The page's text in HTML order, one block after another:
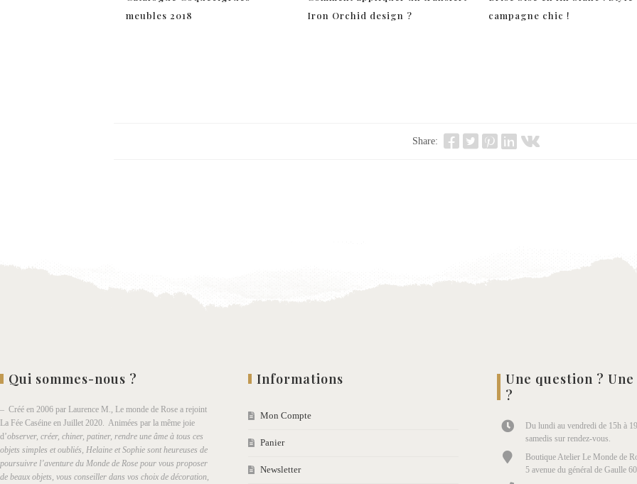
meubles 2018
Iron Orchid design ?
campagne chic !
Share:
Qui sommes-nous ?
– Créé en 2006 par Laurence M., Le monde de Rose a rejoint
La Fée Caséine en Juillet 2020. Animées par la même joie
d’observer, créer, chiner, patiner, rendre une âme à tous ces
objets simples et oubliés, Helaine et Sophie sont heureuses de
poursuivre l’aventure du Monde de Rose pour vous proposer
de beaux objets, vous conseiller dans vos choix de décoration,
Informations
Mon Compte
Panier
Newsletter
Une question ?
?
Du lundi au vendredi de 15h à
samedis sur rendez-vous.
Boutique Atelier Le Monde de
5 avenue du général de Gaulle